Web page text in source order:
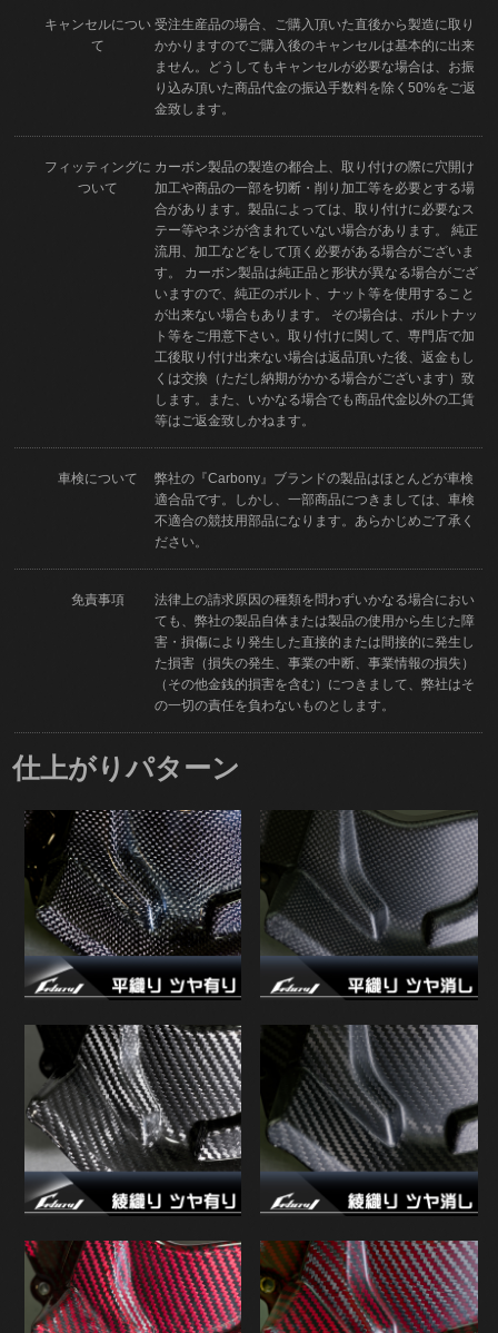
キャンセルについ
て
受注生産品の場合、ご購入頂いた直後から製造に取り
かかりますのでご購入後のキャンセルは基本的に出来
ません。どうしてもキャンセルが必要な場合は、お振
り込み頂いた商品代金の振込手数料を除く50%をご返
金致します。
フィッティングに
ついて
カーボン製品の製造の都合上、取り付けの際に穴開け
加工や商品の一部を切断・削り加工等を必要とする場
合があります。製品によっては、取り付けに必要なス
テー等やネジが含まれていない場合があります。 純正
流用、加工などをして頂く必要がある場合がございま
す。 カーボン製品は純正品と形状が異なる場合がござ
いますので、純正のボルト、ナット等を使用すること
が出来ない場合もあります。 その場合は、ボルトナッ
ト等をご用意下さい。取り付けに関して、専門店で加
工後取り付け出来ない場合は返品頂いた後、返金もし
くは交換（ただし納期がかかる場合がございます）致
します。また、いかなる場合でも商品代金以外の工賃
等はご返金致しかねます。
車検について
弊社の『Carbony』ブランドの製品はほとんどが車検
適合品です。しかし、一部商品につきましては、車検
不適合の競技用部品になります。あらかじめご了承く
ださい。
免責事項
法律上の請求原因の種類を問わずいかなる場合におい
ても、弊社の製品自体または製品の使用から生じた障
害・損傷により発生した直接的または間接的に発生し
た損害（損失の発生、事業の中断、事業情報の損失）
（その他金銭的損害を含む）につきまして、弊社はそ
の一切の責任を負わないものとします。
仕上がりパターン